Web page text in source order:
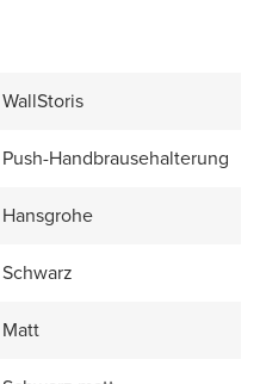
WallStoris
Push-Handbrausehalterung
Hansgrohe
Schwarz
Matt